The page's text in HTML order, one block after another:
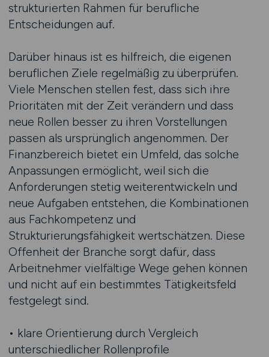
strukturierten Rahmen für berufliche
Entscheidungen auf.
Darüber hinaus ist es hilfreich, die eigenen
beruflichen Ziele regelmäßig zu überprüfen.
Viele Menschen stellen fest, dass sich ihre
Prioritäten mit der Zeit verändern und dass
neue Rollen besser zu ihren Vorstellungen
passen als ursprünglich angenommen. Der
Finanzbereich bietet ein Umfeld, das solche
Anpassungen ermöglicht, weil sich die
Anforderungen stetig weiterentwickeln und
neue Aufgaben entstehen, die Kombinationen
aus Fachkompetenz und
Strukturierungsfähigkeit wertschätzen. Diese
Offenheit der Branche sorgt dafür, dass
Arbeitnehmer vielfältige Wege gehen können
und nicht auf ein bestimmtes Tätigkeitsfeld
festgelegt sind.
• klare Orientierung durch Vergleich
unterschiedlicher Rollenprofile